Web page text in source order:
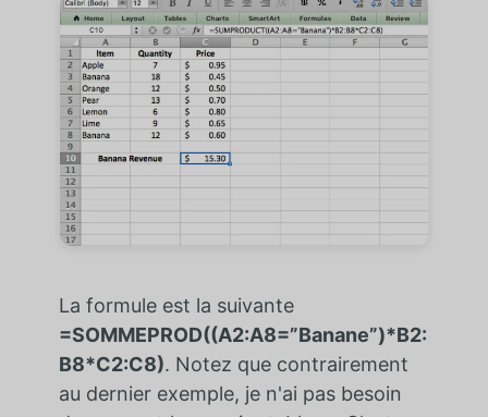
La formule est la suivante
=SOMMEPROD((A2:A8=”Banane”)*B2:
B8*C2:C8). Notez que contrairement
au dernier exemple, je n'ai pas besoin